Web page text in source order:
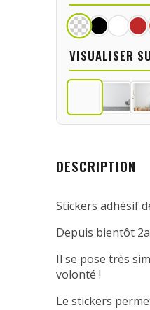
VISUALISER
DESCRIPTION
Stickers adhésif
Depuis bientôt
Il se pose très
volonté !
Le stickers